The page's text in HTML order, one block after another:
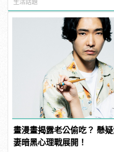
生活話題
畫漫畫揭露老公偷吃？ 懸
妻暗黑心理戰展開！